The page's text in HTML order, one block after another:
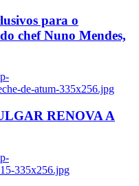
para o
chef Nuno Mendes,
de-atum-335x256.jpg
RENOVA A
335x256.jpg